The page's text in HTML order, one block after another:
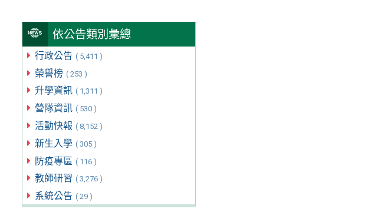
依公告類別彙總
行政公告 ( 5,411 )
榮譽榜 ( 253 )
升學資訊 ( 1,311 )
營隊資訊 ( 530 )
活動快報 ( 8,152 )
新生入學 ( 305 )
防疫專區 ( 116 )
教師研習 ( 3,276 )
系統公告 ( 29 )